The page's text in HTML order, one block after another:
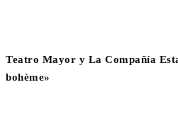
Teatro Mayor y La Compañía
bohème»